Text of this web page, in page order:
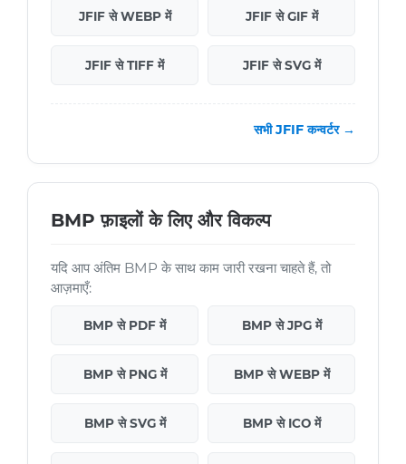
JFIF से WEBP में JFIF से GIF में
JFIF से TIFF में JFIF से SVG में
सभी JFIF कन्वर्टर →
BMP फ़ाइलों के लिए और विकल्प
यदि आप अंतिम BMP के साथ काम जारी रखना चाहते हैं, तो
आज़माएँ:
BMP से PDF में BMP से JPG में
BMP से PNG में BMP से WEBP में
BMP से SVG में BMP से ICO में